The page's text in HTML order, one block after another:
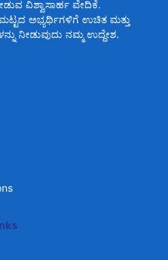
ವಿಶ್ವಾಸಾರ್ಹ ವೇದಿಕೆ.
ಅಭ್ಯರ್ಥಿಗಳಿಗೆ ಉಚಿತ ಮತ್ತು
ನೀಡುವುದು ನಮ್ಮ ಉದ್ದೇಶ.